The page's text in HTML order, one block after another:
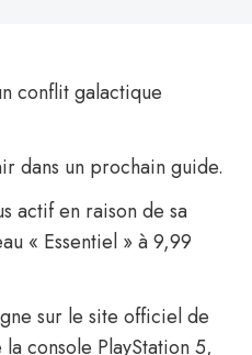
conflit galactique
dans un prochain guide.
actif en raison de sa
« Essentiel » à 9,99
sur le site officiel de
console PlayStation 5,